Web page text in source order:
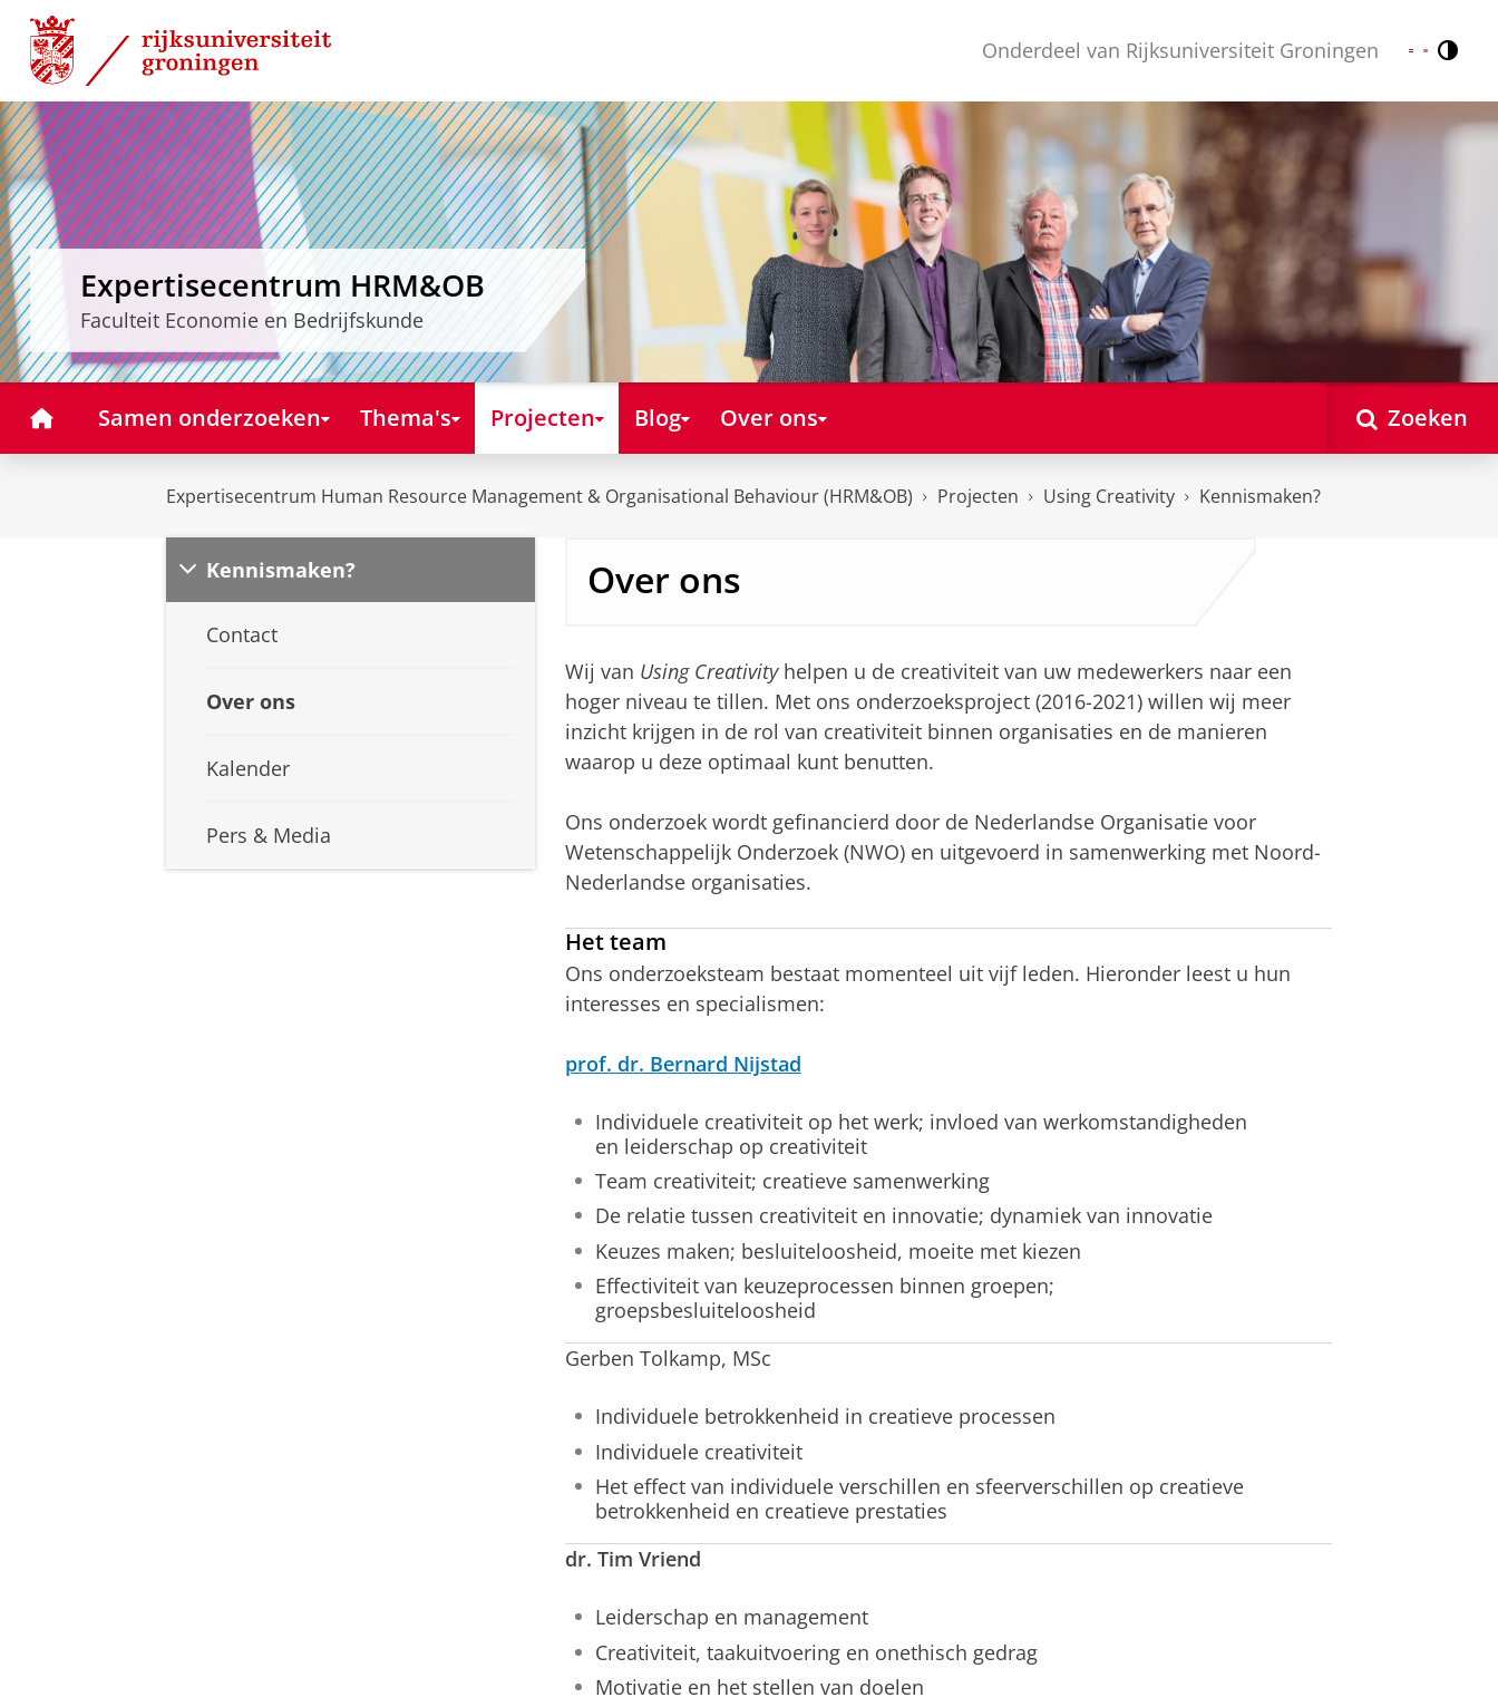
Skip
Content
Skip
Navigation
Onderdeel van Rijksuniversiteit Groningen Nederlands
English
Expertisecentrum HRM&OB
Faculteit Economie en Bedrijfskunde
HomeSamen onderzoeken Thema's Projecten Blog Over ons Zoeken
Expertisecentrum Human Resource Management & Organisational Behaviour (HRM&OB) Projecten Using Creativity Kennismaken?
Kennismaken?
Contact
Over ons
Kalender
Pers & Media
Over ons
Wij van Using Creativityhelpen u de creativiteit van uw medewerkers naar een
hoger niveau te tillen. Met ons onderzoeksproject (2016-2021) willen wij meer
inzicht krijgen in de rol van creativiteit binnen organisaties en de manieren
waarop u deze optimaal kunt benutten.
Ons onderzoek wordt gefinancierd door de Nederlandse Organisatie voor
Wetenschappelijk Onderzoek (NWO) en uitgevoerd in samenwerking met Noord-
Nederlandse organisaties.
Het team
Ons onderzoeksteam bestaat momenteel uit vijf leden. Hieronder leest u hun
interesses en specialismen:
prof. dr. Bernard Nijstad
Individuele creativiteit op het werk; invloed van werkomstandigheden
en leiderschap op creativiteit
Team creativiteit; creatieve samenwerking
De relatie tussen creativiteit en innovatie; dynamiek van innovatie
Keuzes maken; besluiteloosheid, moeite met kiezen
Effectiviteit van keuzeprocessen binnen groepen;
groepsbesluiteloosheid
Gerben Tolkamp, MSc
Individuele betrokkenheid in creatieve processen
Individuele creativiteit
Het effect van individuele verschillen en sfeerverschillen op creatieve
betrokkenheid en creatieve prestaties
dr. Tim Vriend
Leiderschap en management
Creativiteit, taakuitvoering en onethisch gedrag
Motivatie en het stellen van doelen